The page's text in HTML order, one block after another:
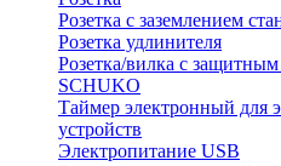
Розетка с заземлением
Розетка удлинителя
Розетка/вилка с защитным
SCHUKO
Таймер электронный для
устройств
Электропитание USB